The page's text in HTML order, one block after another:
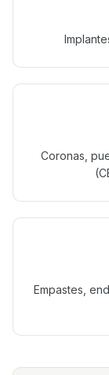
Coronas,
Empastes,